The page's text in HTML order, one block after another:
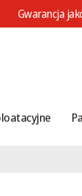
Gwarancja